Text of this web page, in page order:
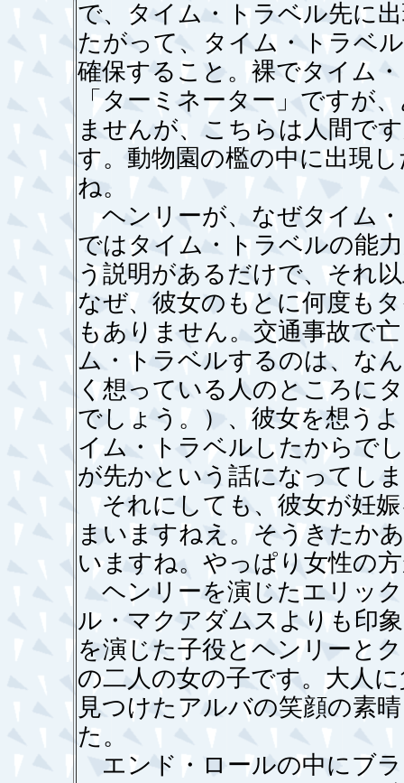
で、タイム・トラベル先に
たがって、タイム・トラベ
確保すること。裸でタイム
「ターミネーター」ですが
ませんが、こちらは人間で
す。動物園の檻の中に出現
ね。
ヘンリーが、なぜタイム
ではタイム・トラベルの能
う説明があるだけで、それ
なぜ、彼女のもとに何度も
もありません。交通事故で
ム・トラベルするのは、な
く想っている人のところに
でしょう。）、彼女を想う
イム・トラベルしたからで
が先かという話になってし
それにしても、彼女が妊
まいますねえ。そうきたか
いますね。やっぱり女性の
ヘンリーを演じたエリッ
ル・マクアダムスよりも印
を演じた子役とヘンリーと
の二人の女の子です。大人
見つけたアルバの笑顔の素
た。
エンド・ロールの中にブ